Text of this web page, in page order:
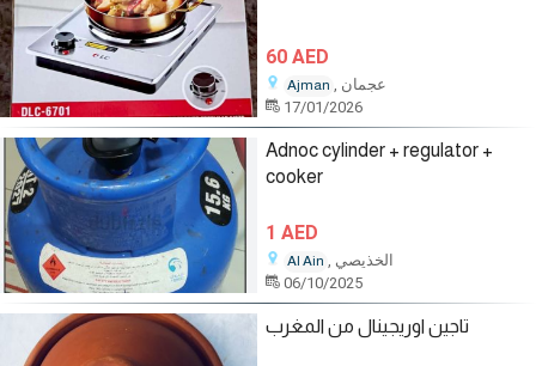
60 AED
Ajman
, عجمان
17/01/2026
Adnoc cylinder + regulator +
cooker
1 AED
Al Ain
, الخذيصي
06/10/2025
تاجين اوريجينال من المغرب